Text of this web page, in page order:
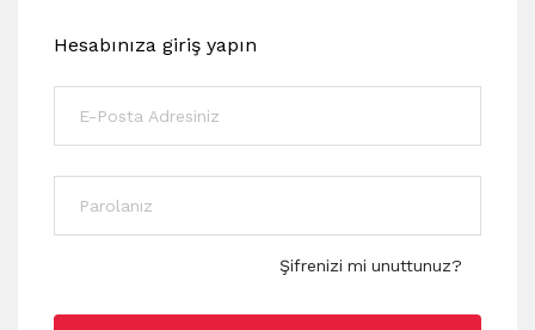
Hesabınıza giriş yapın
Şifrenizi mi unuttunuz?